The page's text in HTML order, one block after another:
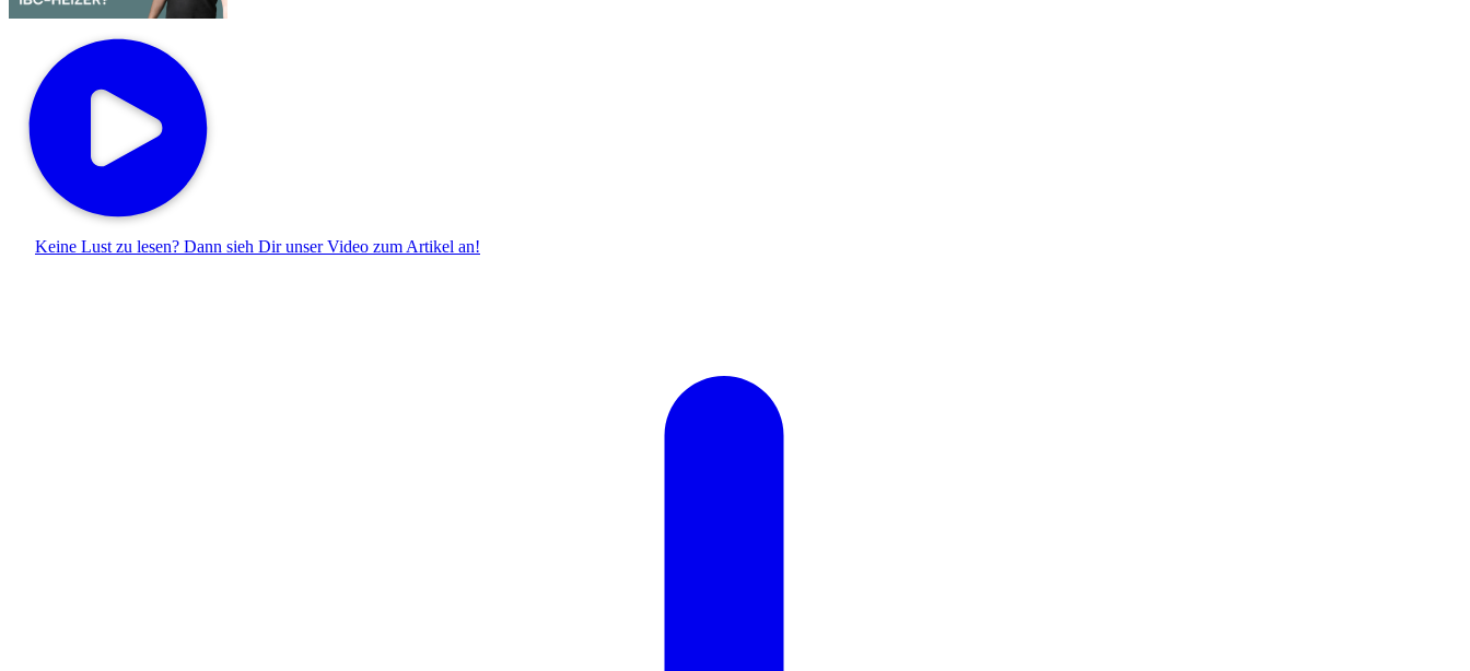
Keine Lust zu lesen? Dann sieh Dir unserVideo zum Artikel an!